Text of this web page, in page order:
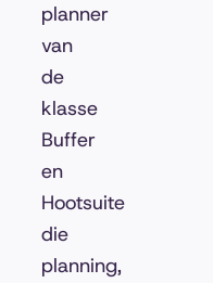
planner
van
de
klasse
Buffer
en
Hootsuite
die
planning,